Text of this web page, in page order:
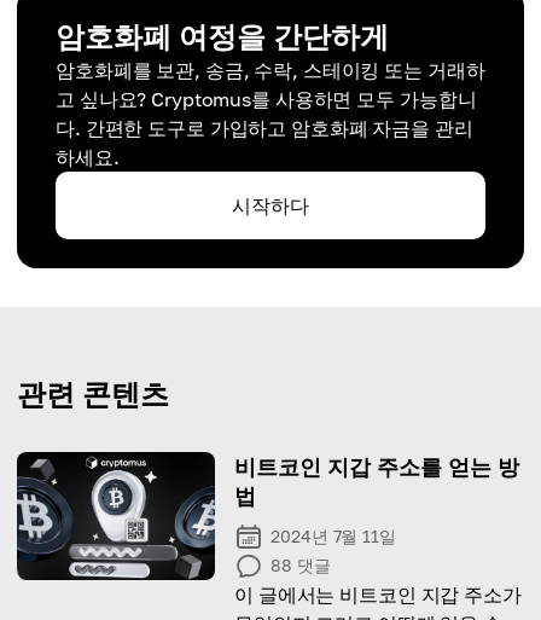
암호화폐 여정을 간단하게
암호화폐를 보관, 송금, 수락, 스테이킹 또는 거래하
고 싶나요? Cryptomus를 사용하면 모두 가능합니
다. 간편한 도구로 가입하고 암호화폐 자금을 관리
하세요.
시작하다
관련 콘텐츠
비트코인 지갑 주소를 얻는 방
법
2024년 7월 11일
88 댓글
이 글에서는 비트코인 지갑 주소가